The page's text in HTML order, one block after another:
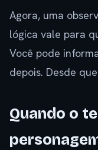
Agora, uma
lógica vale para
Você pode
depois. Desde
Quando o